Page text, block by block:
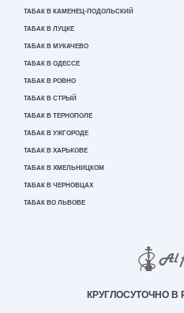
ТАБАК В КАМЕНЕЦ-ПОДОЛЬСКИЙ
ТАБАК В ЛУЦКЕ
ТАБАК В МУКАЧЕВО
ТАБАК В ОДЕССЕ
ТАБАК В РОВНО
ТАБАК В СТРЫЙ
ТАБАК В ТЕРНОПОЛЕ
ТАБАК В УЖГОРОДЕ
ТАБАК В ХАРЬКОВЕ
ТАБАК В ХМЕЛЬНИЦКОМ
ТАБАК В ЧЕРНОВЦАХ
ТАБАК ВО ЛЬВОВЕ
КРУГЛОСУТОЧНО